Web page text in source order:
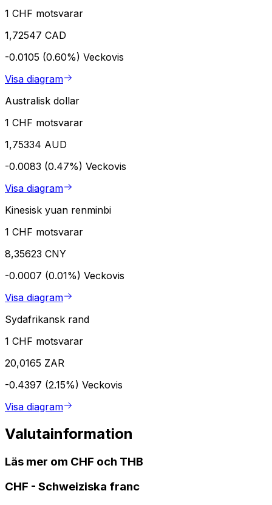
1 CHF motsvarar
1,72547 CAD
-0.0105 (0.60%) Veckovis
Visa diagram
Australisk dollar
1 CHF motsvarar
1,75334 AUD
-0.0083 (0.47%) Veckovis
Visa diagram
Kinesisk yuan renminbi
1 CHF motsvarar
8,35623 CNY
-0.0007 (0.01%) Veckovis
Visa diagram
Sydafrikansk rand
1 CHF motsvarar
20,0165 ZAR
-0.4397 (2.15%) Veckovis
Visa diagram
Valutainformation
Läs mer om CHF och THB
CHF - Schweiziska franc